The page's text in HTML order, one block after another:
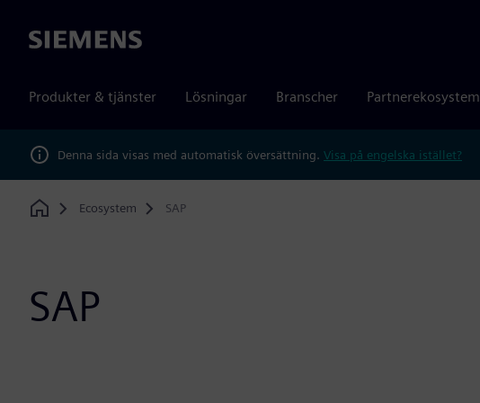
Siemens
Produkter & tjänster Lösningar Branscher Partnerekosystem
Denna sida visas med automatisk översättning. Visa på engelska istället?
Home
Ecosystem SAP
SAP